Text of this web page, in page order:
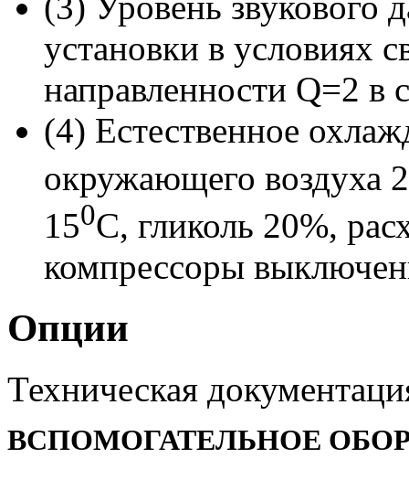
установки в условиях
направленности Q=2 в
(4) Естественное
окружающего воздуха 2
150С, гликоль 20%,
компрессоры
Опции
Техническая
ВСПОМОГАТЕЛЬНОЕ